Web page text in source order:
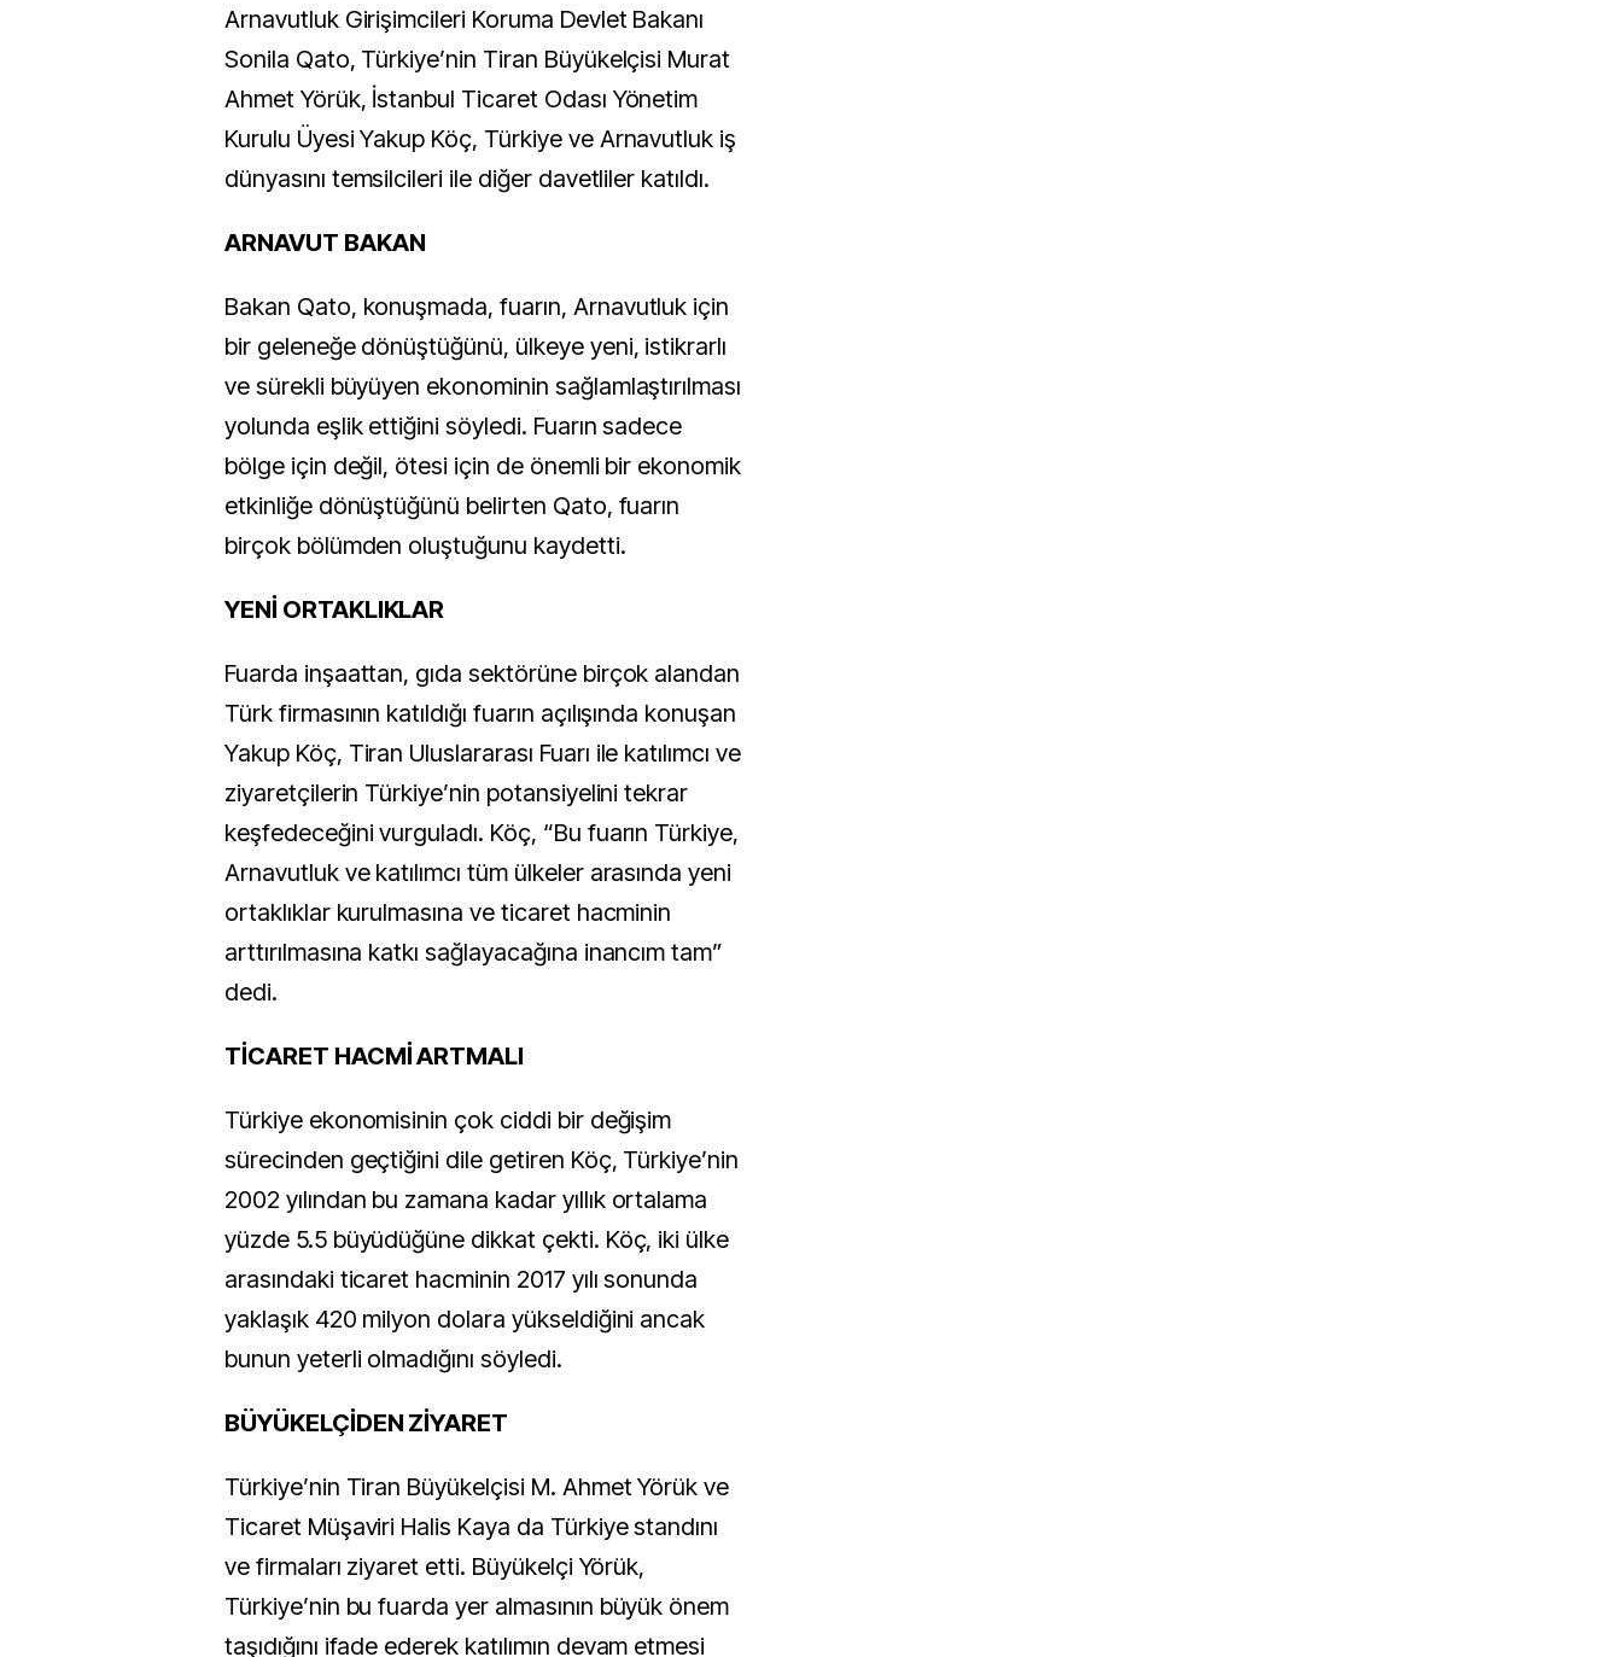
Arnavutluk Girişimcileri Koruma Devlet Bakanı
Sonila Qato, Türkiye’nin Tiran Büyükelçisi Murat
Ahmet Yörük, İstanbul Ticaret Odası Yönetim
Kurulu Üyesi Yakup Köç, Türkiye ve Arnavutluk iş
dünyasını temsilcileri ile diğer davetliler katıldı.
ARNAVUT BAKAN
Bakan Qato, konuşmada, fuarın, Arnavutluk için
bir geleneğe dönüştüğünü, ülkeye yeni, istikrarlı
ve sürekli büyüyen ekonominin sağlamlaştırılması
yolunda eşlik ettiğini söyledi. Fuarın sadece
bölge için değil, ötesi için de önemli bir ekonomik
etkinliğe dönüştüğünü belirten Qato, fuarın
birçok bölümden oluştuğunu kaydetti.
YENİ ORTAKLIKLAR
Fuarda inşaattan, gıda sektörüne birçok alandan
Türk firmasının katıldığı fuarın açılışında konuşan
Yakup Köç, Tiran Uluslararası Fuarı ile katılımcı ve
ziyaretçilerin Türkiye’nin potansiyelini tekrar
keşfedeceğini vurguladı. Köç, “Bu fuarın Türkiye,
Arnavutluk ve katılımcı tüm ülkeler arasında yeni
ortaklıklar kurulmasına ve ticaret hacminin
arttırılmasına katkı sağlayacağına inancım tam”
dedi.
TİCARET HACMİ ARTMALI
Türkiye ekonomisinin çok ciddi bir değişim
sürecinden geçtiğini dile getiren Köç, Türkiye’nin
2002 yılından bu zamana kadar yıllık ortalama
yüzde 5.5 büyüdüğüne dikkat çekti. Köç, iki ülke
arasındaki ticaret hacminin 2017 yılı sonunda
yaklaşık 420 milyon dolara yükseldiğini ancak
bunun yeterli olmadığını söyledi.
BÜYÜKELÇİDEN ZİYARET
Türkiye’nin Tiran Büyükelçisi M. Ahmet Yörük ve
Ticaret Müşaviri Halis Kaya da Türkiye standını
ve firmaları ziyaret etti. Büyükelçi Yörük,
Türkiye’nin bu fuarda yer almasının büyük önem
taşıdığını ifade ederek katılımın devam etmesi